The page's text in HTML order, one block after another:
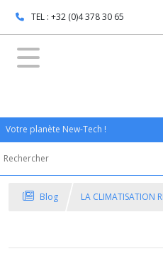
TEL : +32 (0)4 378 30 65
Votre planète New-Tech !
Blog LA CLIMATISATION